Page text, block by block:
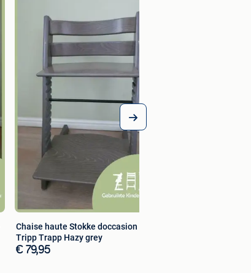
Chaise haute Stokke doccasion -
Tripp Trapp Hazy grey
€ 79,95